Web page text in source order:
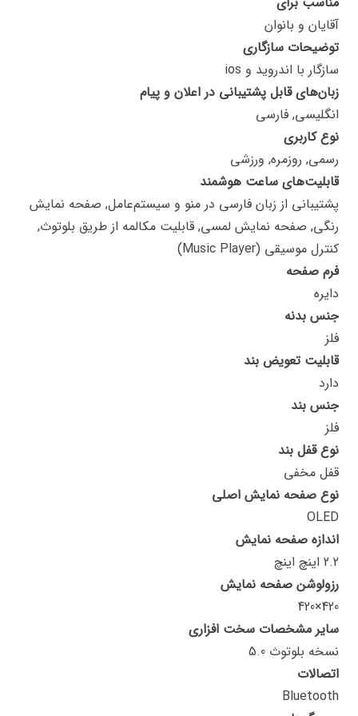
آقایان و بانوان
توضیحات سازگاری
سازگار با اندروید و ios
زبان‌های قابل پشتیبانی در اعلان و پیام
انگلیسی, فارسی
نوع کاربری
رسمی, روزمره, ورزشی
قابلیت‌های ساعت هوشمند
پشتیبانی از زبان فارسی در منو و سیستم‌عامل, صفحه نمایش
رنگی, صفحه نمایش لمسی, قابلیت مکالمه از طریق بلوتوث,
کنترل موسیقی (Music Player)
فرم صفحه
دایره
جنس بدنه
فلز
قابلیت تعویض بند
دارد
جنس بند
فلز
نوع قفل بند
قفل مخفی
نوع صفحه نمایش اصلی
OLED
اندازه صفحه نمایش
2.2 اینچ اینچ
رزولوشن صفحه نمایش
420×420
سایر مشخصات سخت افزاری
نسخه بلوتوث 5.0
اتصالات
Bluetooth